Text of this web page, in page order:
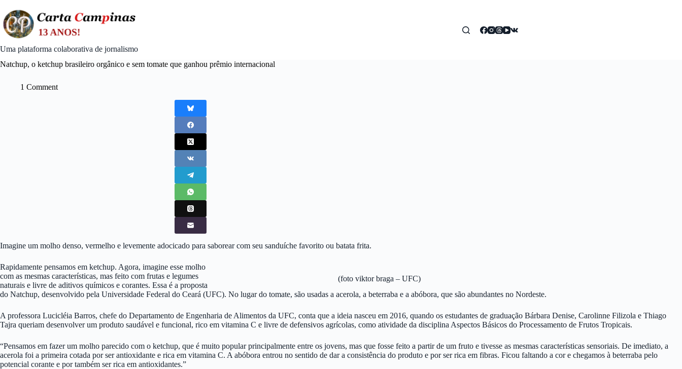
content
Uma plataforma colaborativa de jornalismo
Natchup, o ketchup brasileiro orgânico e sem tomate que ganhou prêmio internacional
1 Comment
Imagine um molho denso, vermelho e levemente adocicado para saborear com seu sanduíche favorito ou batata frita.
(foto viktor braga – UFC)
Rapidamente pensamos em ketchup. Agora, imagine esse molho
com as mesmas características, mas feito com frutas e legumes
naturais e livre de aditivos químicos e corantes. Essa é a proposta
do Natchup, desenvolvido pela Universidade Federal do Ceará (UFC). No lugar do tomate, são usadas a acerola, a beterraba e a abóbora, que são abundantes no Nordeste.
A professora Lucicléia Barros, chefe do Departamento de Engenharia de Alimentos da UFC, conta que a ideia nasceu em 2016, quando os estudantes de graduação Bárbara Denise, Carolinne Filizola e Thiago
Tajra queriam desenvolver um produto saudável e funcional, rico em vitamina C e livre de defensivos agrícolas, como atividade da disciplina Aspectos Básicos do Processamento de Frutos Tropicais.
“Pensamos em fazer um molho parecido com o ketchup, que é muito popular principalmente entre os jovens, mas que fosse feito a partir de um fruto e tivesse as mesmas características sensoriais. De imediato, a
acerola foi a primeira cotada por ser antioxidante e rica em vitamina C. A abóbora entrou no sentido de dar a consistência do produto e por ser rica em fibras. Ficou faltando a cor e chegamos à beterraba pelo
potencial corante e por também ser rica em antioxidantes.”